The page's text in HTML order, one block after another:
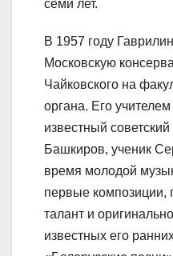
семи лет.
В 1957 году
Московскую
Чайковского на
органа. Его
известный
Башкиров, ученик
время молодой
первые композиции,
талант и
известных его